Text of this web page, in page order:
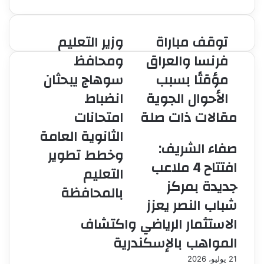
وزير
التعليم
ومحافظ
سوهاج
يبحثان
انضباط
امتحانات
الثانوية
العامة
وخطط
تطوير
التعليم
بالمحافظة
وزير التعليم
ومحافظ
سوهاج يبحثان
انضباط
امتحانات
الثانوية العامة
وخطط تطوير
التعليم
بالمحافظة
توقف
مباراة
فرنسا
والعراق
مؤقتًا
بسبب
الأحوال
الجوية
توقف مباراة
فرنسا والعراق
مؤقتًا بسبب
الأحوال الجوية
مقالات ذات صلة
صفاء الشريف:
افتتاح 4 ملاعب
جديدة بمركز
شباب النصر يعزز
الاستثمار الرياضي واكتشاف
المواهب بالإسكندرية
21 يوليو، 2026